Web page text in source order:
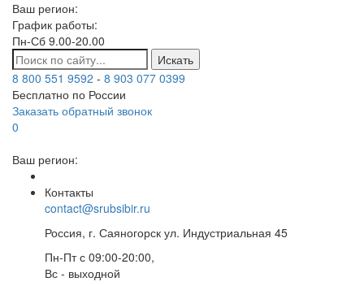
Ваш регион:
График работы:
Пн-Сб 9.00-20.00
Искать
8 800 551 9592 - 8 903 077 0399
Бесплатно по России
Заказать обратный звонок
0
Ваш регион:
Контакты
contact@srubsibir.ru
Россия, г. Саяногорск ул. Индустриальная 45
Пн-Пт с 09:00-20:00,
Вс - выходной